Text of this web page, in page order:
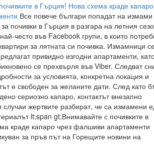
в Гърция! Нова схема краде
Все повече българи попадат на измами
почивки в Гърция в разгара на летния
често във Facebook групи, в които
за лятната си почивка. Измамници
привидно изгодни апартаменти,
се прехвърля във Viber. Следват
за условията, конкретна локация и
е свободен за желаните дати. След като
сериозно капаро, контактът внезапно
случаи жертвите разбират, че са измамени
lt;span gt;Внимавайте с почивките в
краде капаро чрез фалшиви апартаменти
за пръв път на Горещите новини на